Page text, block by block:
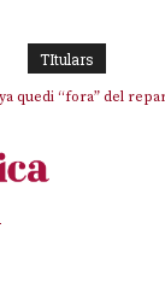
TItulars
quedi “fora” del